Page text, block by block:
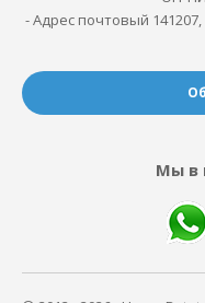
- Адрес почтовый
Мы в